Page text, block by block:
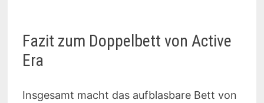
Fazit zum Doppelbett von Active
Era
Insgesamt macht das aufblasbare Bett von